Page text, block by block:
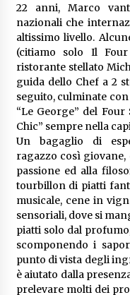
22 anni, Marco
nazionali che
altissimo livello.
(citiamo solo Il
ristorante stellato
guida dello Chef a 2
seguito, culminate
“Le George” del
Chic” sempre nella
Un bagaglio di
ragazzo così giovane,
passione ed alla
tourbillon di piatti
musicale, cene in
sensoriali, dove si
piatti solo dal
scomponendo i
punto di vista degli
è aiutato dalla
prelevare molti dei